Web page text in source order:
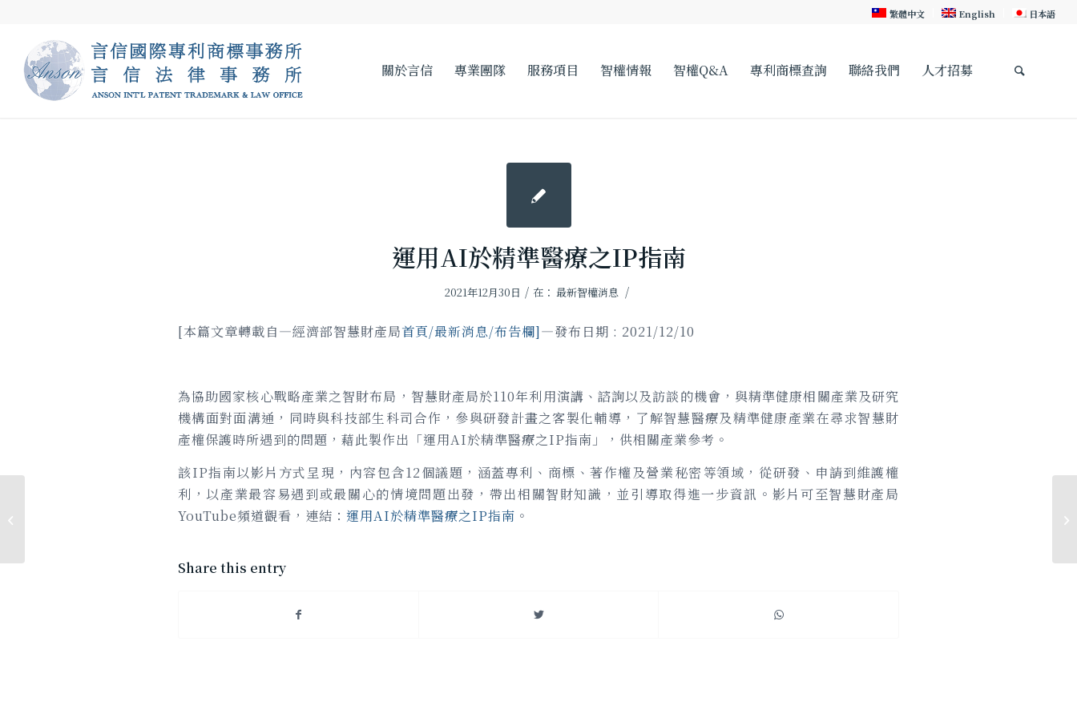
繁體中文 English 日本語
關於言信 專業團隊 服務項目 智權情報 智權Q&A 專利商標查詢 聯絡我們 人才招募
運用AI於精準醫療之IP指南
2021年12月30日 / 在： 最新智權消息 /
[本篇文章轉載自—經濟部智慧財產局首頁/最新消息/布告欄]—發布日期 : 2021/12/10
為協助國家核心戰略產業之智財布局，智慧財產局於110年利用演講、諮詢以及訪談的機會，與精準健康相關產業及研究
機構面對面溝通，同時與科技部生科司合作，參與研發計畫之客製化輔導，了解智慧醫療及精準健康產業在尋求智慧財
產權保護時所遇到的問題，藉此製作出「運用AI於精準醫療之IP指南」，供相關產業參考。
該IP指南以影片方式呈現，內容包含12個議題，涵蓋專利、商標、著作權及營業秘密等領域，從研發、申請到維護權
利，以產業最容易遇到或最關心的情境問題出發，帶出相關智財知識，並引導取得進一步資訊。影片可至智慧財產局
YouTube頻道觀看，連結： 運用AI於精準醫療之IP指南 。
Share this entry
★言信專題分享-淺談人工智慧列為專